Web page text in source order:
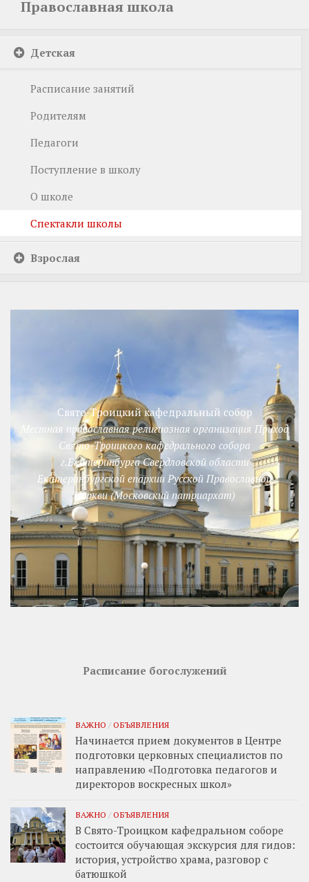
Православная школа
Детская
Расписание занятий
Родителям
Педагоги
Поступление в школу
О школе
Спектакли школы
Взрослая
Свято-Троицкий кафедральный собор
Местная православная религиозная организация Приход
Свято-Троицкого кафедрального собора
г.Екатеринбурга Свердловской области
Екатеринбургской епархии Русской Православной
Церкви (Московский патриархат)
Расписание богослужений
ВАЖНО / ОБЪЯВЛЕНИЯ
Начинается прием документов в Центре
подготовки церковных специалистов по
направлению «Подготовка педагогов и
директоров воскресных школ»
ВАЖНО / ОБЪЯВЛЕНИЯ
В Свято-Троицком кафедральном соборе
состоится обучающая экскурсия для гидов:
история, устройство храма, разговор с
батюшкой